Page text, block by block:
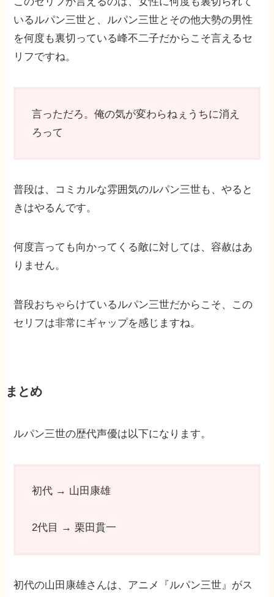
いるルパン三世と、ルパン三世とその他大勢の男性
を何度も裏切っている峰不二子だからこそ言えるセ
リフですね。
言っただろ。俺の気が変わらねぇうちに消え
ろって
普段は、コミカルな雰囲気のルパン三世も、やると
きはやるんです。
何度言っても向かってくる敵に対しては、容赦はあ
りません。
普段おちゃらけているルパン三世だからこそ、この
セリフは非常にギャップを感じますね。
まとめ
ルパン三世の歴代声優は以下になります。
初代 → 山田康雄
2代目 → 栗田貫一
初代の山田康雄さんは、アニメ『ルパン三世』がス